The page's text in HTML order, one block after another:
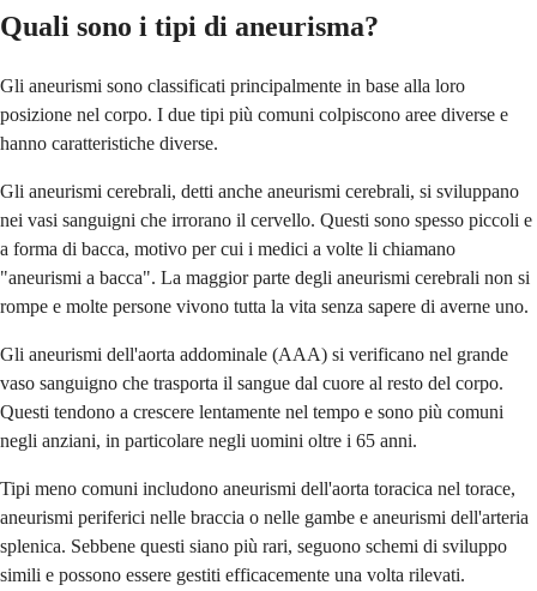
Quali sono i tipi di aneurisma?
Gli aneurismi sono classificati principalmente in base alla loro
posizione nel corpo. I due tipi più comuni colpiscono aree diverse e
hanno caratteristiche diverse.
Gli aneurismi cerebrali, detti anche aneurismi cerebrali, si sviluppano
nei vasi sanguigni che irrorano il cervello. Questi sono spesso piccoli e
a forma di bacca, motivo per cui i medici a volte li chiamano
"aneurismi a bacca". La maggior parte degli aneurismi cerebrali non si
rompe e molte persone vivono tutta la vita senza sapere di averne uno.
Gli aneurismi dell'aorta addominale (AAA) si verificano nel grande
vaso sanguigno che trasporta il sangue dal cuore al resto del corpo.
Questi tendono a crescere lentamente nel tempo e sono più comuni
negli anziani, in particolare negli uomini oltre i 65 anni.
Tipi meno comuni includono aneurismi dell'aorta toracica nel torace,
aneurismi periferici nelle braccia o nelle gambe e aneurismi dell'arteria
splenica. Sebbene questi siano più rari, seguono schemi di sviluppo
simili e possono essere gestiti efficacemente una volta rilevati.